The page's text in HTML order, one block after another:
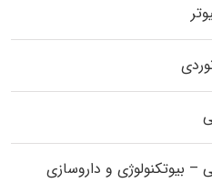
بیوتکنولوژی و داروسازی